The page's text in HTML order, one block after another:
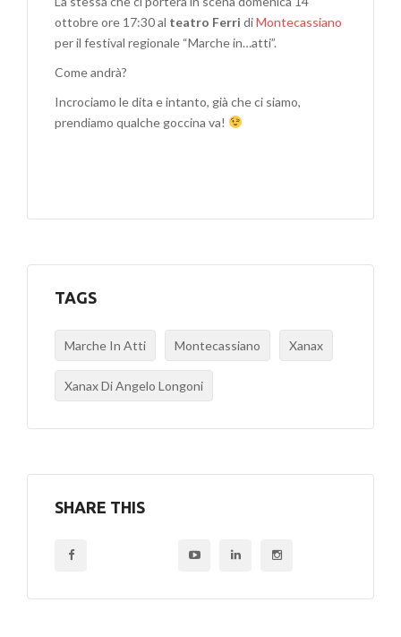
ottobre ore 17:30 al teatro Ferri diMontecassiano
per il festival regionale “Marche in…atti”.
Come andrà?
Incrociamo le dita e intanto, già che ci siamo,
prendiamo qualche goccina va!
TAGS
Marche In Atti Montecassiano Xanax
Xanax Di Angelo Longoni
SHARE THIS